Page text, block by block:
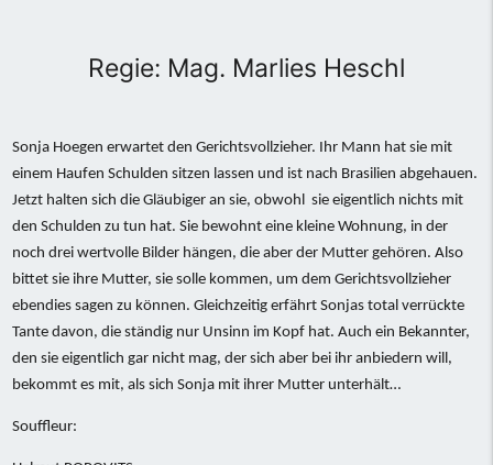
Regie: Mag. Marlies Heschl
Sonja Hoegen erwartet den Gerichtsvollzieher. Ihr Mann hat sie mit
einem Haufen Schulden sitzen lassen und ist nach Brasilien abgehauen.
Jetzt halten sich die Gläubiger an sie, obwohl sie eigentlich nichts mit
den Schulden zu tun hat. Sie bewohnt eine kleine Wohnung, in der
noch drei wertvolle Bilder hängen, die aber der Mutter gehören. Also
bittet sie ihre Mutter, sie solle kommen, um dem Gerichtsvollzieher
ebendies sagen zu können. Gleichzeitig erfährt Sonjas total verrückte
Tante davon, die ständig nur Unsinn im Kopf hat. Auch ein Bekannter,
den sie eigentlich gar nicht mag, der sich aber bei ihr anbiedern will,
bekommt es mit, als sich Sonja mit ihrer Mutter unterhält…
Souffleur:
2014 - Total durchgedreht